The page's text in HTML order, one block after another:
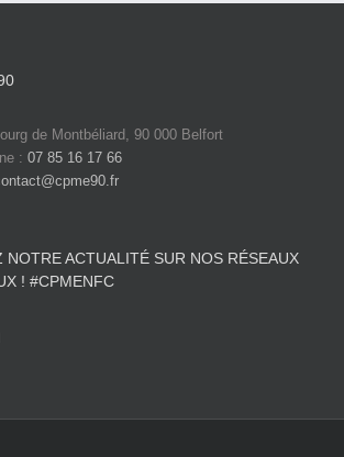
de Montbéliard, 90 000 Belfort
: 07 85 16 17 66
NOTRE ACTUALITÉ SUR NOS RÉSEAUX
! #CPMENFC